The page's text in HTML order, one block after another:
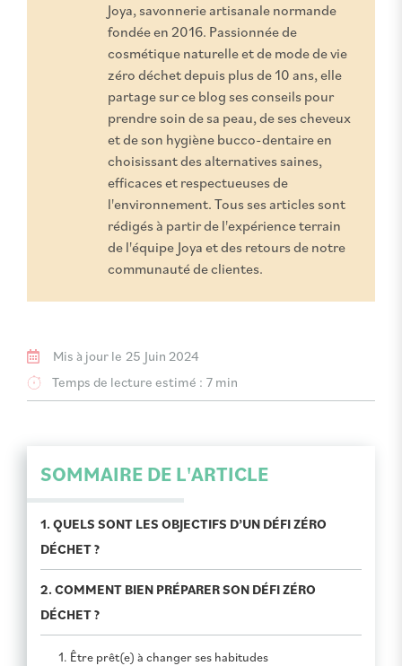
Joya, savonnerie artisanale normande
fondée en 2016. Passionnée de
cosmétique naturelle et de mode de vie
zéro déchet depuis plus de 10 ans, elle
partage sur ce blog ses conseils pour
prendre soin de sa peau, de ses cheveux
et de son hygiène bucco-dentaire en
choisissant des alternatives saines,
efficaces et respectueuses de
l'environnement. Tous ses articles sont
rédigés à partir de l'expérience terrain
de l'équipe Joya et des retours de notre
communauté de clientes.
Mis à jour le 25 Juin 2024
Temps de lecture estimé : 7 min
SOMMAIRE DE L'ARTICLE
1. QUELS SONT LES OBJECTIFS D’UN DÉFI ZÉRO
DÉCHET ?
2. COMMENT BIEN PRÉPARER SON DÉFI ZÉRO
DÉCHET ?
1. Être prêt(e) à changer ses habitudes